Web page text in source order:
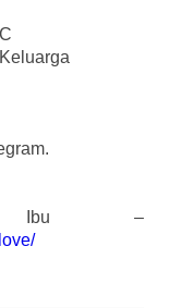
Ibu –